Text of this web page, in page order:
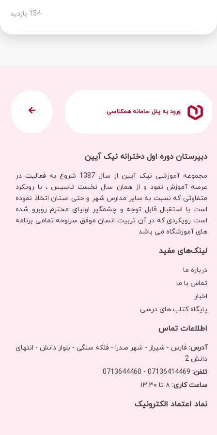
154 بازدید
ورود به پنل سامانه همکلاسی
دبیرستان دوره اول دخترانه نیک آیین
مجموعه آموزشی نیک آیین از سال 1387 شروع به فعالیت در
عرصه آموزش نمود و از همان سال نخست تاسیس ، با رویکرد
متفاوتی که نسبت به سایر مدارس شهر و حتی استان اتخاذ نموده
است با استقبال قابل توجه و چشمگیر اولیای محترم روبرو شده
است رویکردی‌ که در آن تربیت انسان موفق سرلوحه تمامی برنامه
های آموزشگاه می باشد
لینک‌های مفید
درباره ما
تماس با ما
اخبار
پایگاه کتاب های درسی
اطلاعات تماس
آدرس: فارس - شیراز - شهر صدرا - فلکه سنگی - بلوار دانش - انتهای
دانش 2
تلفن: 07136414469 - 0713644460
ساعت کاری:
نماد اعتماد الکترونیک